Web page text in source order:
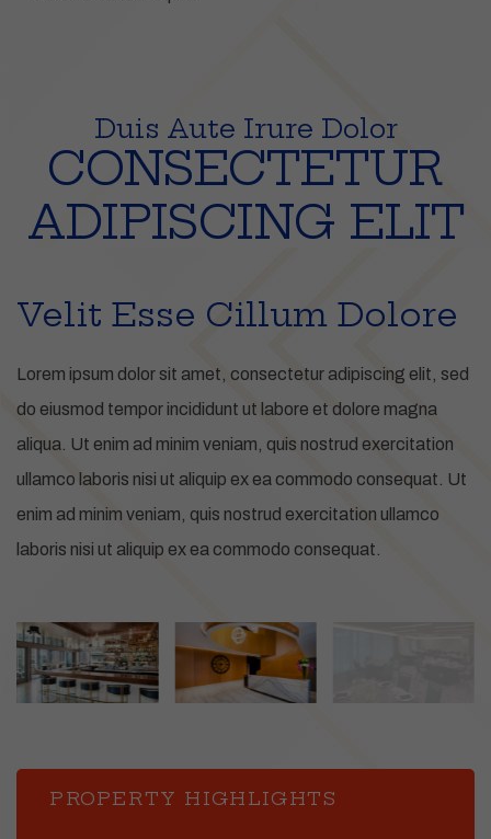
Duis Aute Irure Dolor
CONSECTETUR
ADIPISCING ELIT
Velit Esse Cillum Dolore
Lorem ipsum dolor sit amet, consectetur adipiscing elit, sed
do eiusmod tempor incididunt ut labore et dolore magna
aliqua. Ut enim ad minim veniam, quis nostrud exercitation
ullamco laboris nisi ut aliquip ex ea commodo consequat. Ut
enim ad minim veniam, quis nostrud exercitation ullamco
laboris nisi ut aliquip ex ea commodo consequat.
PROPERTY HIGHLIGHTS